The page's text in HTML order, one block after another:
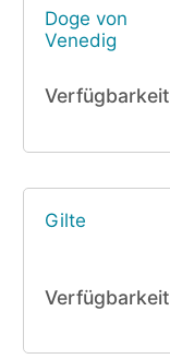
Doge von
Venedig
Verfügbarkeit
Gilte
Verfügbarkeit